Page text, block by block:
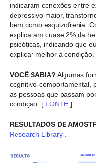
indicaram conexões entre
depressivo maior,
bem como esquizofrenia.
explicaram quase 2% da
psicóticas, indicando que
explicar melhor a condição.
VOCÊ SABIA? Algumas
cognitivo-comportamental,
as pessoas que passam
condição. [ FONTE ]
RESULTADOS DE
Research Library .